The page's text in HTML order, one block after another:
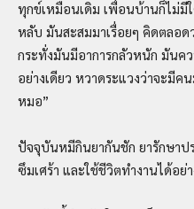
ทุกข์เหมือนเดิม เพื่อนบ้านก็ไม่มี
หลับ มันสะสมมาเรื่อยๆ คิดตลอ
กระทั่งมันมีอาการกลัวหนัก มัน
อย่างเดียว หวาดระแวงว่าจะมี
หมอ”
ปัจจุบันหมีกินยากันชัก ยารักษาป
ซึมเศร้า และใช้ชีวิตทำงานได้อย่